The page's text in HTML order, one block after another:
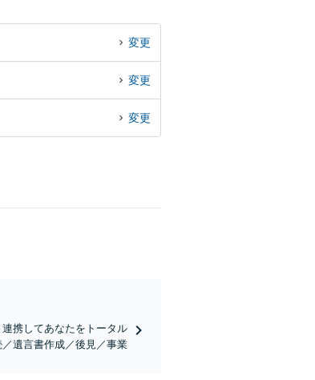
変更
変更
変更
携してあなたをトータル
遺言書作成／後見／事業